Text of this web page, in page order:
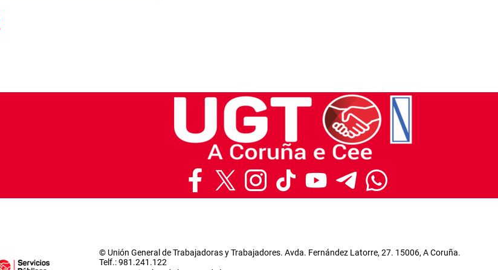
© Unión General de Trabajadoras y Trabajadores. Avda. Fernández Latorre, 27. 15006, A Coruña.
Telf.: 981.241.122